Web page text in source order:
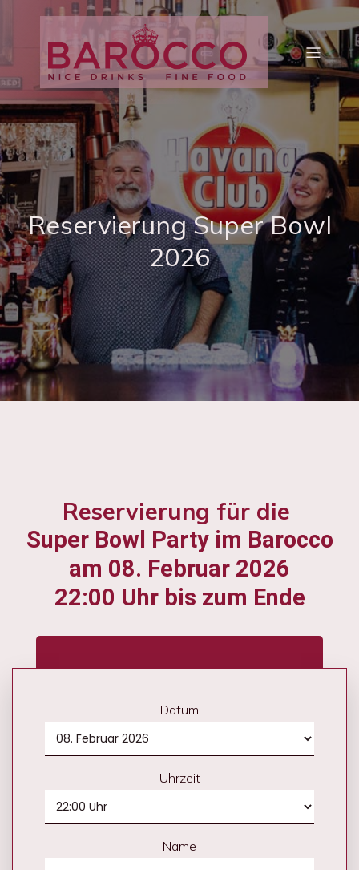
Reservierung Super Bowl
2026
Reservierung für die
Super Bowl Party im Barocco
am 08. Februar 2026
22:00 Uhr bis zum Ende
Datum
Uhrzeit
Name